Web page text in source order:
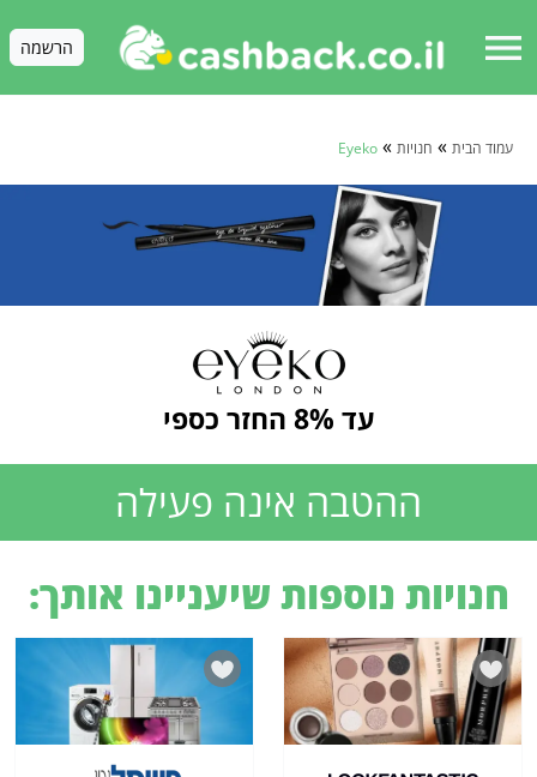
menu הרשמה
עמוד הבית » חנויות »
Eyeko
עד 8% החזר כספי
ההטבה אינה פעילה
חנויות נוספות שיעניינו אותך: